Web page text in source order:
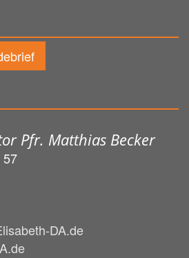
Pfr. Matthias Becker
57
DA.de